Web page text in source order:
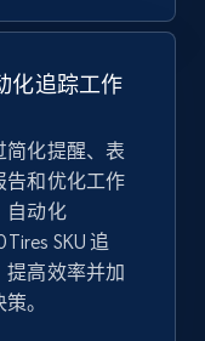
using
rating,
category, and
立即开始
化追踪工作
简化提醒、表
告和优化工作
自动化
SKU 追
提高效率并加
。